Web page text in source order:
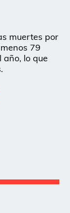
muertes por
79
año, lo que